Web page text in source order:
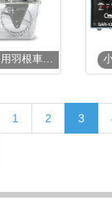
飼育ケージ用羽根車アッセンブリ
1 2 3